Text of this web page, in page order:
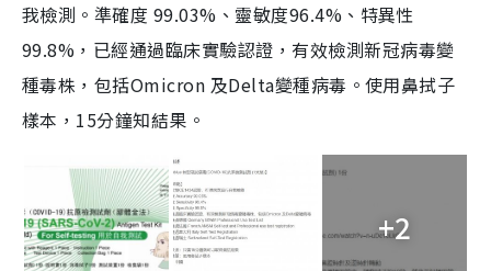
我檢測。準確度 99.03%、靈敏度96.4%、特異性
99.8%，已經通過臨床實驗認證，有效檢測新冠病毒變
種毒株，包括Omicron 及Delta變種病毒。使用鼻拭子
樣本，15分鐘知結果。
+2